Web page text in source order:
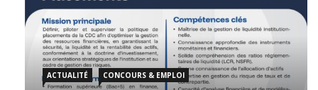
ACTUALITÉ CONCOURS & EMPLOI